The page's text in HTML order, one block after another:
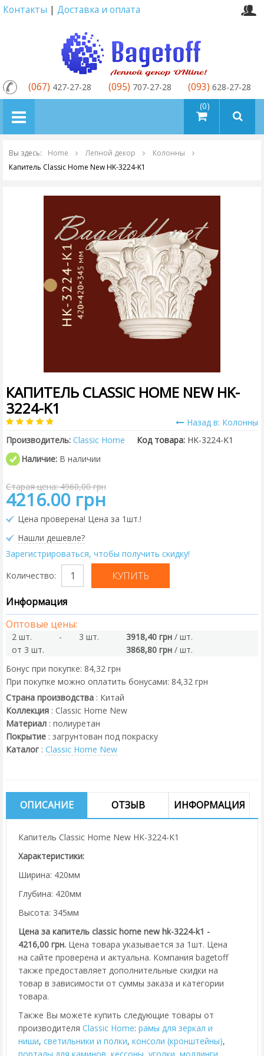
Контакты | Доставка и оплата
товаров (0)
(067) 427-27-28 (095) 707-27-28 (093) 628-27-28
Вы здесь: Home Лепной декор
Колонны
Капитель Classic Home New HK-3224-K1
КАПИТЕЛЬ CLASSIC HOME NEW HK-
3224-K1
Назад в: Колонны
Производитель: Classic Home Код товара: HK-3224-K1
Наличие: В наличии
Старая цена: 4960,00 грн
4216.00 грн
Цена проверена! Цена за 1шт.!
Нашли дешевле?
Зарегистрироваться, чтобы получить скидку!
Количество:
Информация
Оптовые цены:
2 шт. - 3 шт. 3918,40 грн / шт.
от 3 шт.
3868,80 грн / шт.
Бонус при покупке: 84,32 грн
При покупке можно оплатить бонусами: 84,32 грн
Страна производства : Китай
Коллекция : Classic Home New
Материал : полиуретан
Покрытие : загрунтован под покраску
Каталог : Classic Home New
ОПИСАНИЕ ОТЗЫВ ИНФОРМАЦИЯ
Капитель Classic Home New HK-3224-K1
Характеристики:
Ширина: 420мм
Глубина: 420мм
Высота: 345мм
Цена за капитель classic home new hk-3224-k1 -
4216,00 грн. Цена товара указывается за 1шт. Цена
на сайте проверена и актуальна. Компания bagetoff
также предоставляет дополнительные скидки на
товар в зависимости от суммы заказа и категории
товара.
Также Вы можете купить следующие товары от
производителя Classic Home: рамы для зеркал и
ниши, cветильники и полки, консоли (кронштейны),
порталы для каминов кессоны уголки молдинги